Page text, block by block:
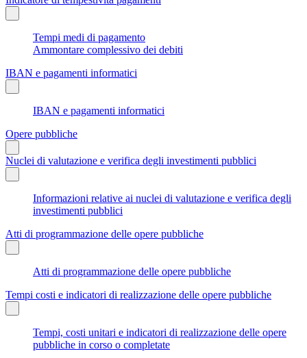
Tempi medi di pagamento
Ammontare complessivo dei debiti
IBAN e pagamenti informatici
IBAN e pagamenti informatici
Opere pubbliche
Nuclei di valutazione e verifica degli investimenti pubblici
Informazioni relative ai nuclei di valutazione e verifica degli
investimenti pubblici
Atti di programmazione delle opere pubbliche
Atti di programmazione delle opere pubbliche
Tempi costi e indicatori di realizzazione delle opere pubbliche
Tempi, costi unitari e indicatori di realizzazione delle opere
pubbliche in corso o completate